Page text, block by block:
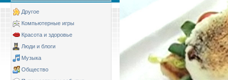
Другое
Компьютерные игры
Красота и здоровье
Люди и блоги
Музыка
Общество